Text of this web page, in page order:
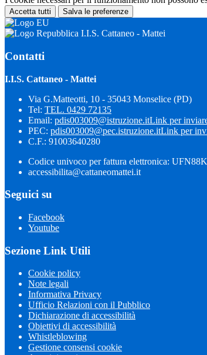
Accetta tutti Salva le preferenze
I.I.S. Cattaneo - Mattei
Contatti
I.I.S. Cattaneo - Mattei
Via G.Matteotti, 10 - 35043 Monselice (PD)
Tel: TEL. 0429 72135
Email: pdis003009@istruzione.itLink per
PEC: pdis003009@pec.istruzione.itLink per
C.F.: 91003640280
Codice univoco per fattura elettronica: UFN88K
accessibilita@cattaneomattei.it
Seguici su
Facebook
Youtube
Sezione Link Utili
Cookie policy
Note legali
Informativa Privacy
Ufficio Relazioni con il Pubblico
Dichiarazione di accessibilità
Obiettivi di accessibilità
Whistleblowing
Gestione consensi cookie